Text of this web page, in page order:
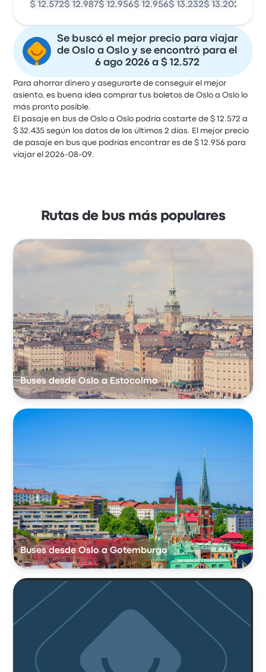
$ 12.572$ 12.987$ 12.956$ 12.956$ 13.232$ 13.202
Se buscó el mejor precio para viajar
de Oslo a Oslo y se encontró para el
6 ago 2026 a $ 12.572
Para ahorrar dinero y asegurarte de conseguir el mejor
asiento, es buena idea comprar tus boletos de Oslo a Oslo lo
más pronto posible.
El pasaje en bus de Oslo a Oslo podría costarte de $ 12.572 a
$ 32.435 según los datos de los últimos 2 días. El mejor precio
de pasaje en bus que podrías encontrar es de $ 12.956 para
viajar el 2026-08-09.
Rutas de bus más populares
Buses desde Oslo a Estocolmo
Buses desde Oslo a Gotemburgo